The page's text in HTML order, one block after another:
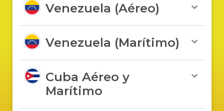
Venezuela (Aéreo)
Venezuela (Marítimo)
Cuba Aéreo y
Marítimo